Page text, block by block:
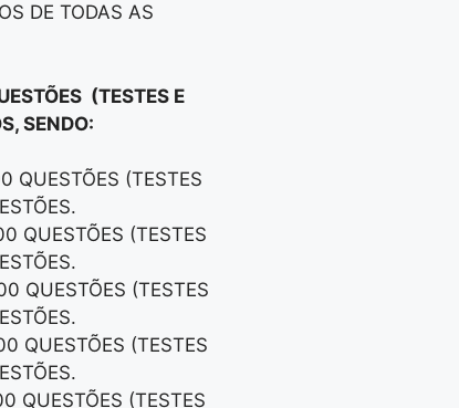
DE TODAS AS
(TESTES E
SENDO:
QUESTÕES (TESTES
QUESTÕES (TESTES
QUESTÕES (TESTES
QUESTÕES (TESTES
QUESTÕES (TESTES